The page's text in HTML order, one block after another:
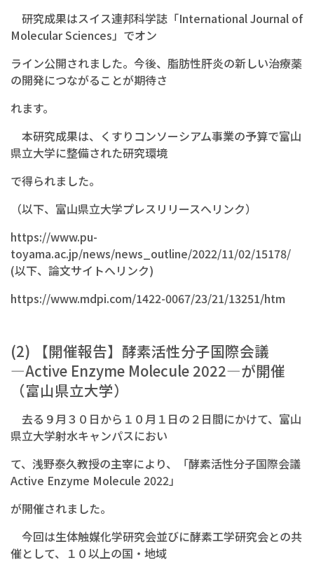
研究成果はスイス連邦科学誌「International Journal of
Molecular Sciences」でオン
ライン公開されました。今後、脂肪性肝炎の新しい治療薬
の開発につながることが期待さ
れます。
本研究成果は、くすりコンソーシアム事業の予算で富山
県立大学に整備された研究環境
で得られました。
（以下、富山県立大学プレスリリースへリンク）
https://www.pu-
toyama.ac.jp/news/news_outline/2022/11/02/15178/
(以下、論文サイトへリンク)
https://www.mdpi.com/1422-0067/23/21/13251/htm
(2) 【開催報告】酵素活性分子国際会議
―Active Enzyme Molecule 2022―が開催
（富山県立大学）
去る９月３０日から１０月１日の２日間にかけて、富山
県立大学射水キャンパスにおい
て、浅野泰久教授の主宰により、「酵素活性分子国際会議
Active Enzyme Molecule 2022」
が開催されました。
今回は生体触媒化学研究会並びに酵素工学研究会との共
催として、１０以上の国・地域